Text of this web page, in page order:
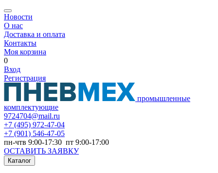
Новости
О нас
Доставка и оплата
Контакты
Моя корзина
0
Вход
Регистрация
промышленные
комплектующие
9724704@mail.ru
+7 (495) 972-47-04
+7 (901) 546-47-05
пн-чтв 9:00-17:30 пт 9:00-17:00
ОСТАВИТЬ ЗАЯВКУ
Каталог